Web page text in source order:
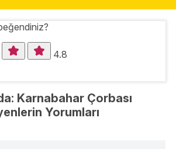
4.8
Karnabahar Çorbası
Yorumları